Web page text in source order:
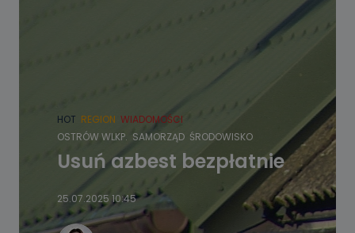
HOT REGION WIADOMOŚCI
OSTRÓW WLKP. SAMORZĄD ŚRODOWISKO
Usuń azbest bezpłatnie
25.07.2025 10:45